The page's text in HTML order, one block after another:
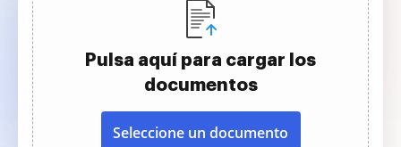
Pulsa aquí para cargar los
documentos
Seleccione un documento